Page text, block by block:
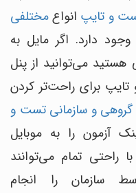
و تایپ انواعمختلفی
وجود دارد. اگر مایل به
می‌توانید از پنل
برای راحت‌تر کردن
گروهی و سازمانی تست و
آزمون را به موبایل
راحتی تمام می‌توانند
سازمان را انجام